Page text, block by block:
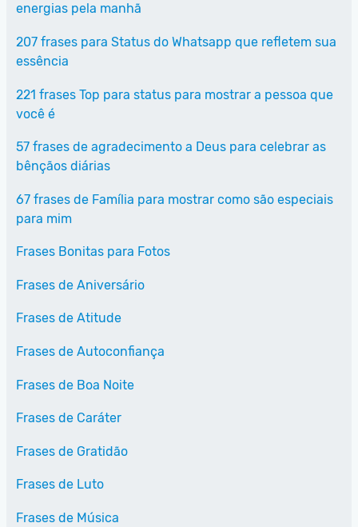
energias pela manhã
207 frases para Status do Whatsapp que refletem sua
essência
221 frases Top para status para mostrar a pessoa que
você é
57 frases de agradecimento a Deus para celebrar as
bênçãos diárias
67 frases de Família para mostrar como são especiais
para mim
Frases Bonitas para Fotos
Frases de Aniversário
Frases de Atitude
Frases de Autoconfiança
Frases de Boa Noite
Frases de Caráter
Frases de Gratidão
Frases de Luto
Frases de Música